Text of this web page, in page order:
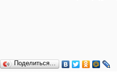
Поделиться…